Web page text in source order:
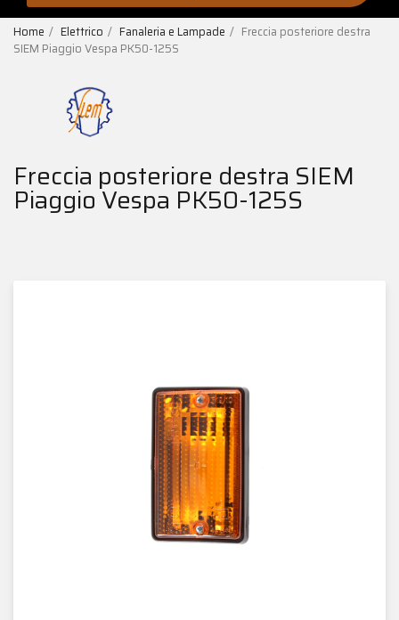
Home Elettrico Fanaleria e Lampade
Freccia posteriore destra
SIEM Piaggio Vespa PK50-125S
Freccia posteriore destra SIEM
Piaggio Vespa PK50-125S